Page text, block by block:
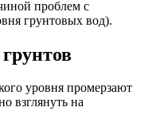
проблем с
грунтовых вод).
уровня промерзают
взглянуть на